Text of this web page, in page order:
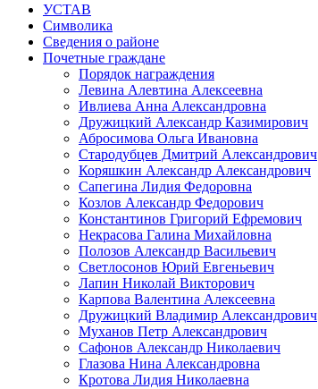
УСТАВ
Символика
Сведения о районе
Почетные граждане
Порядок награждения
Левина Алевтина Алексеевна
Ивлиева Анна Александровна
Дружицкий Александр Казимирович
Абросимова Ольга Ивановна
Стародубцев Дмитрий Александрович
Коряшкин Александр Александрович
Сапегина Лидия Федоровна
Козлов Александр Федорович
Константинов Григорий Ефремович
Некрасова Галина Михайловна
Полозов Александр Васильевич
Светлосонов Юрий Евгеньевич
Лапин Николай Викторович
Карпова Валентина Алексеевна
Дружицкий Владимир Александрович
Муханов Петр Александрович
Сафонов Александр Николаевич
Глазова Нина Александровна
Кротова Лидия Николаевна